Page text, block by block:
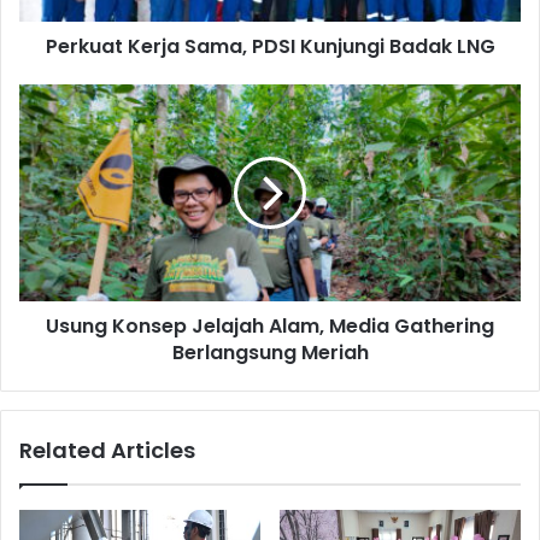
Governance, salah satunya dengan menolak praktik
penyuapan.
Sertifikasi ini merupakan wujud kuatnya komitmen Badak
LNG dalam menerapkan dan memelihara SMAP secara
Perkuat Kerja Sama, PDSI Kunjungi Badak LNG
Usung
Konsep
Jelajah
Alam,
Media
Gathering
Berlangsung
Meriah
Usung Konsep Jelajah Alam, Media Gathering
Berlangsung Meriah
Related Articles